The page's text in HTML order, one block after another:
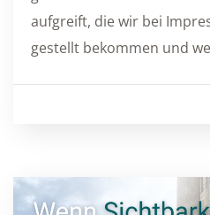
aufgreift, die wir bei
gestellt bekommen und